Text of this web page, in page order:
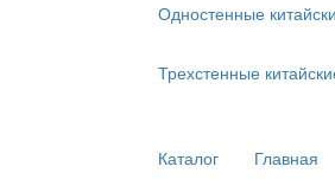
Одностенные
Трехстенные
Каталог Главная